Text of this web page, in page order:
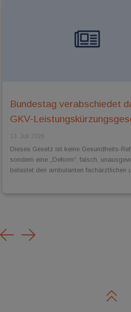
Bundestag verabschiedet
GKV-
13. Juli 2026
Dieses Gesetz ist keine Gesundheits-
sondern eine „Deform“, falsch,
belastet den ambulanten fachärztlichen
Previous
Next